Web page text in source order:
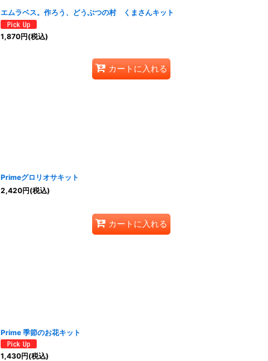
エムラベス。作ろう、どうぶつの村 くまさんキット
1,870円(税込)
カートに入れる
Primeグロリオサキット
2,420円(税込)
カートに入れる
Prime 季節のお花キット
1,430円(税込)